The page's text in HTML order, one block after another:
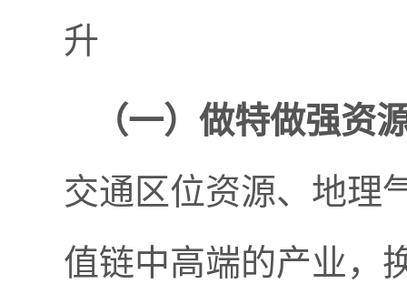
升
（一） 做特做强资
交通区位资源、地理
值链中高端的产业，